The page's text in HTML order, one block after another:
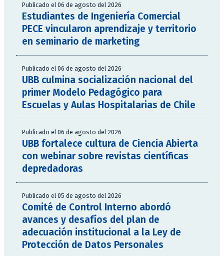
Publicado el 06 de agosto del 2026
Estudiantes de Ingeniería Comercial
PECE vincularon aprendizaje y territorio
en seminario de marketing
Publicado el 06 de agosto del 2026
UBB culmina socialización nacional del
primer Modelo Pedagógico para
Escuelas y Aulas Hospitalarias de Chile
Publicado el 06 de agosto del 2026
UBB fortalece cultura de Ciencia Abierta
con webinar sobre revistas científicas
depredadoras
Publicado el 05 de agosto del 2026
Comité de Control Interno abordó
avances y desafíos del plan de
adecuación institucional a la Ley de
Protección de Datos Personales